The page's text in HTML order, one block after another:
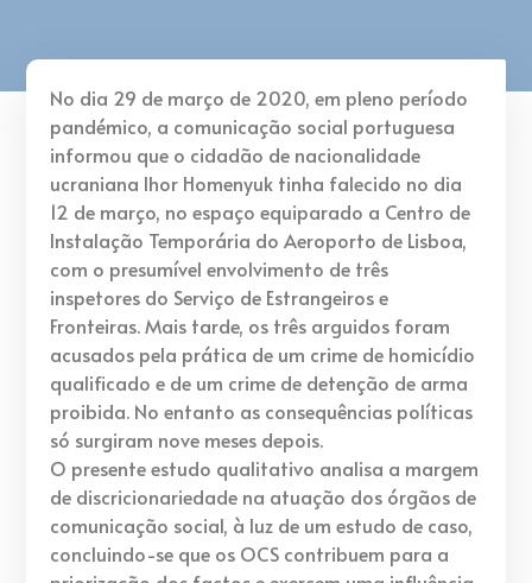
No dia 29 de março de 2020, em pleno período
pandémico, a comunicação social portuguesa
informou que o cidadão de nacionalidade
ucraniana Ihor Homenyuk tinha falecido no dia
12 de março, no espaço equiparado a Centro de
Instalação Temporária do Aeroporto de Lisboa,
com o presumível envolvimento de três
inspetores do Serviço de Estrangeiros e
Fronteiras. Mais tarde, os três arguidos foram
acusados pela prática de um crime de homicídio
qualificado e de um crime de detenção de arma
proibida. No entanto as consequências políticas
só surgiram nove meses depois.
O presente estudo qualitativo analisa a margem
de discricionariedade na atuação dos órgãos de
comunicação social, à luz de um estudo de caso,
concluindo-se que os OCS contribuem para a